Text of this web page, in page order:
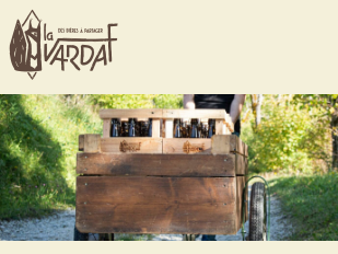
contenu
principal
pied
de
page